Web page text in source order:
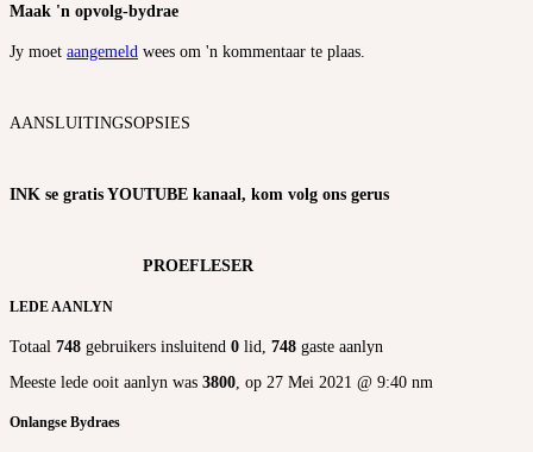
Maak 'n opvolg-bydrae
Jy moet aangemeld wees om 'n kommentaar te plaas.
AANSLUITINGSOPSIES
INK se gratis YOUTUBE kanaal, kom volg ons gerus
PROEFLESER
LEDE AANLYN
Totaal 748 gebruikers insluitend 0 lid, 748 gaste aanlyn
Meeste lede ooit aanlyn was 3800, op 27 Mei 2021 @ 9:40 nm
Onlangse Bydraes